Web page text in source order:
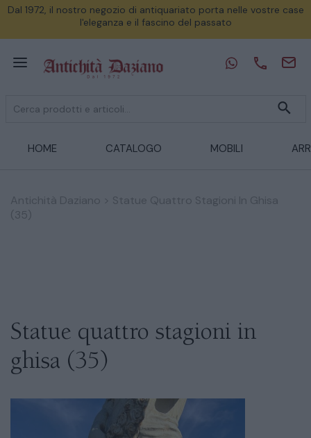
Dal 1972, il nostro negozio di antiquariato porta nelle vostre case
l'eleganza e il fascino del passato
HOME CATALOGO MOBILI
Antichità Daziano
Statue Quattro Stagioni In Ghisa
(35)
Statue quattro stagioni in
ghisa (35)